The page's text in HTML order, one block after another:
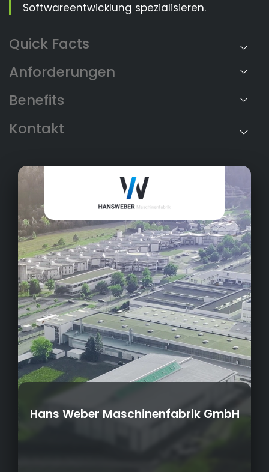
Softwareentwicklung spezialisieren.
Anforderungen
Benefits
Hans Weber Maschinenfabrik GmbH